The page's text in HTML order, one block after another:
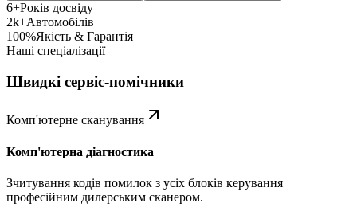
6+Років досвіду
2k+Автомобілів
100%Якість & Гарантія
Наші спеціалізації
Швидкі сервіс-помічники
Комп'ютерне сканування
Комп'ютерна діагностика
Зчитування кодів помилок з усіх блоків керування
професійним дилерським сканером.